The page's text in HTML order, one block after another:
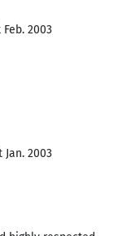
2003
2003